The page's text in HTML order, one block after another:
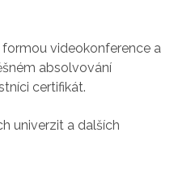
videokonference a
absolvování
certifikát.
univerzit a dalších